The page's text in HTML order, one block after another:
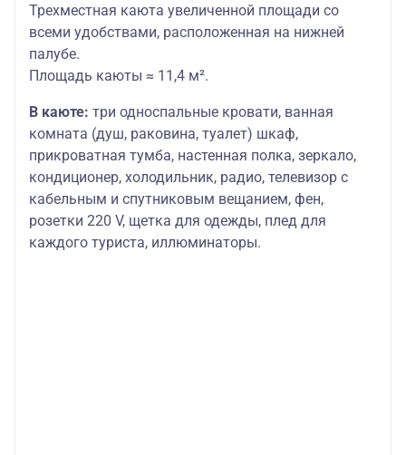
Трехместная каюта увеличенной площади со
всеми удобствами, расположенная на нижней
палубе.
Площадь каюты ≈ 11,4 м².
В каюте: три односпальные кровати, ванная
комната (душ, раковина, туалет) шкаф,
прикроватная тумба, настенная полка, зеркало,
кондиционер, холодильник, радио, телевизор с
кабельным и спутниковым вещанием, фен,
розетки 220 V, щетка для одежды, плед для
каждого туриста, иллюминаторы.